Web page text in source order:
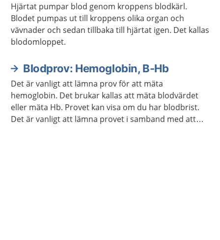
Hjärtat pumpar blod genom kroppens blodkärl.
Blodet pumpas ut till kroppens olika organ och
vävnader och sedan tillbaka till hjärtat igen. Det kallas
blodomloppet.
Blodprov: Hemoglobin, B-Hb
Det är vanligt att lämna prov för att mäta
hemoglobin. Det brukar kallas att mäta blodvärdet
eller mäta Hb. Provet kan visa om du har blodbrist.
Det är vanligt att lämna provet i samband med att